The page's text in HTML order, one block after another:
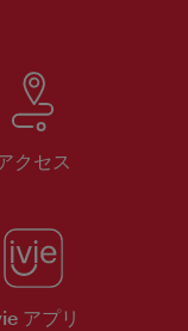
クセス
アプリ